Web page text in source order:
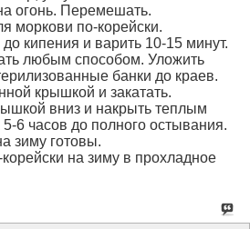
огонь. Перемешать.
моркови по-корейски.
кипения и варить 10-15 минут.
любым способом. Уложить
банки до краев.
крышкой и закатать.
вниз и накрыть теплым
6 часов до полного остывания.
зиму готовы.
на зиму в прохладное